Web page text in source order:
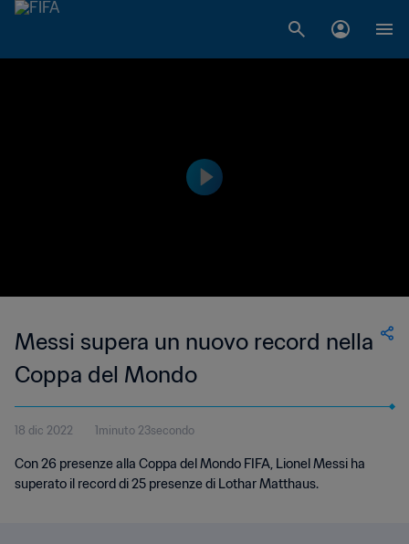
Messi supera un nuovo record nella
Coppa del Mondo
18 dic 2022 1minuto 23secondo
Con 26 presenze alla Coppa del Mondo FIFA, Lionel Messi ha
superato il record di 25 presenze di Lothar Matthaus.